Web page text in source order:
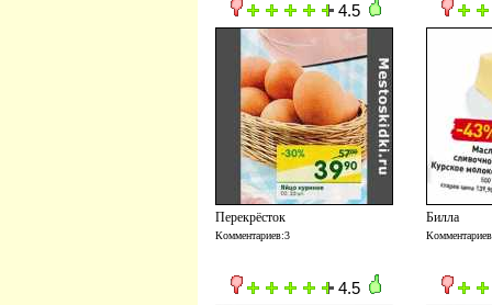
4.5
Перекрёсток
Комментариев:3
Билла
4.5